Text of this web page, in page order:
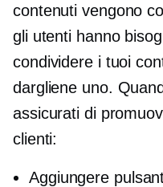
contenuti vengono
gli utenti hanno
condividere i tuoi
dargliene uno.
assicurati di
clienti:
Aggiungere